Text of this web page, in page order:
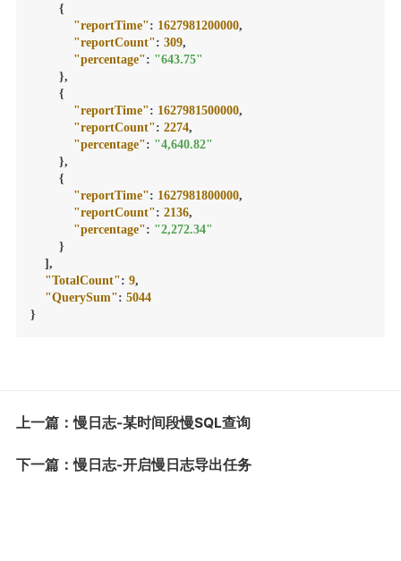
{
"reportTime": 1627981200000,
"reportCount": 309,
"percentage": "643.75"
},
{
"reportTime": 1627981500000,
"reportCount": 2274,
"percentage": "4,640.82"
},
{
"reportTime": 1627981800000,
"reportCount": 2136,
"percentage": "2,272.34"
}
] ,
"TotalCount": 9,
"QuerySum": 5044
}
上一篇：慢日志-某时间段慢SQL查询
下一篇：慢日志-开启慢日志导出任务